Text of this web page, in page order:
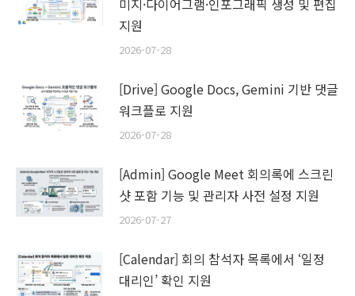
미지·다이어그램·인포그래픽 생성 및 편집
지원
2026-07-28
[Drive] Google Docs, Gemini 기반 댓글
워크플로 지원
2026-07-28
[Admin] Google Meet 회의록에 스크린
샷 포함 기능 및 관리자 사전 설정 지원
2026-07-27
[Calendar] 회의 참석자 목록에서 ‘일정
대리인’ 확인 지원